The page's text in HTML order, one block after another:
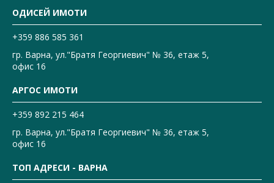
ОДИСЕЙ ИМОТИ
+359 886 585 361
гр. Варна, ул."Братя Георгиевич" № 36, етаж 5,
офис 16
АРГОС ИМОТИ
+359 892 215 464
гр. Варна, ул."Братя Георгиевич" № 36, етаж 5,
офис 16
ТОП АДРЕСИ - ВАРНА